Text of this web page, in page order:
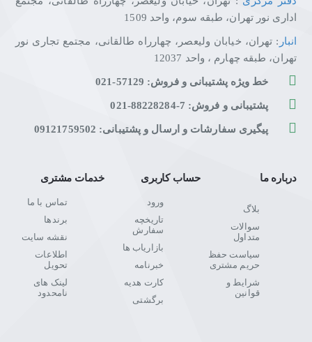
تک‌تک جزئیات را با وضوح خیره‌کننده UHD 4K تماشا کنید
مشاهده کنید به لطف رنگ‌پردازی و روشنایی واقعی، هر آنچه تماشا
می‌کنید جلوه بهتری از خود نشان خواهد داد.
درمنوی جدید تلویزیون های هوشمند ، نقطه دسترسی مستقیمی به
تلویزیون زنده، محتوای پخش اینترنتی (OTT)، بازی‌ها و غیره برایتان
فراهم شده است. کاربران می‌توانند به محض روشن کردن تلویزیون،
به محتواهای مورد علاقه‌شان دسترسی پیدا کنند.
اداری نور تهران، طبقه سوم، واحد 1509
انبار : تهران، خیابان ولیعصر، چهارراه طالقانی، مجتمع تجاری نور
تهران، طبقه چهارم ، واحد 12037
خط ویژه پشتیبانی و فروش: 57129-021
پشتیبانی و فروش: 7-88228284-021
پیگیری سفارشات و ارسال و پشتیبانی: 09121759502
درباره ما
بلاگ
سوالات
متداول
سیاست حفظ
حریم مشتری
شرایط و
قوانین
حساب کاربری
ورود
تاریخچه
سفارش
بازاریاب ها
خبرنامه
کارت هدیه
برگشتی
خدمات مشتری
تماس با ما
برندها
نقشه سایت
اطلاعات
تحویل
لینک های
نامحدود